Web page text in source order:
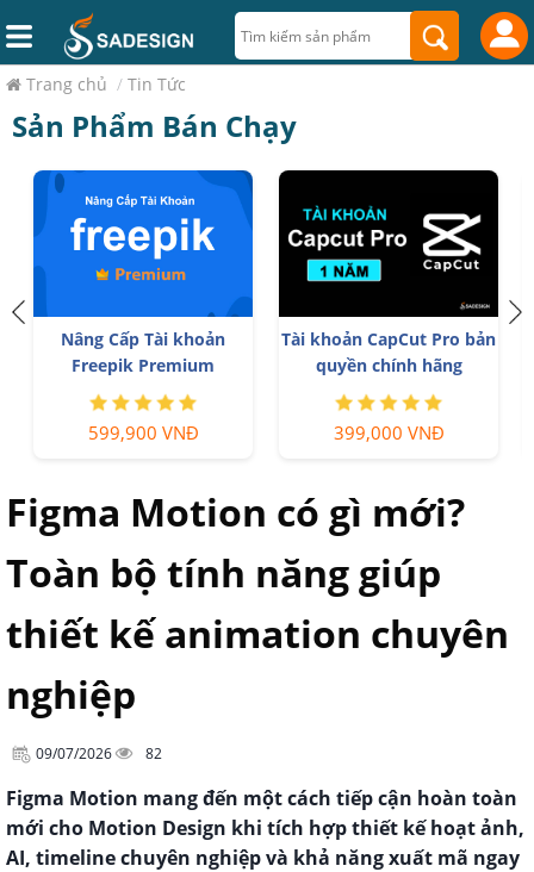
Trang chủ / Tin Tức
Sản Phẩm Bán Chạy
Nâng Cấp Tài khoản
Freepik Premium
599,900 VNĐ
Tài khoản CapCut Pro bản
quyền chính hãng
399,000 VNĐ
Figma Motion có gì mới?
Toàn bộ tính năng giúp
thiết kế animation chuyên
nghiệp
09/07/2026 82
Figma Motion mang đến một cách tiếp cận hoàn toàn
mới cho Motion Design khi tích hợp thiết kế hoạt ảnh,
AI, timeline chuyên nghiệp và khả năng xuất mã ngay